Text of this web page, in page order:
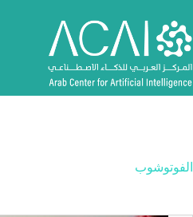
إلى
المحتوى
الفوتوشوب